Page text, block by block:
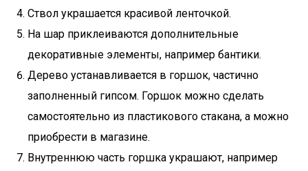
Ствол украшается красивой ленточкой.
На шар приклеиваются дополнительные
декоративные элементы, например бантики.
Дерево устанавливается в горшок, частично
заполненный гипсом. Горшок можно сделать
самостоятельно из пластикового стакана, а можно
приобрести в магазине.
Внутреннюю часть горшка украшают, например